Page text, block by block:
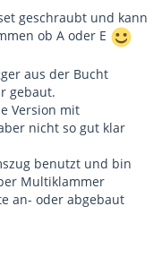
geschraubt und kann
ob A oder E
aus der Bucht
gebaut.
Version mit
nicht so gut klar
benutzt und bin
Multiklammer
an- oder abgebaut